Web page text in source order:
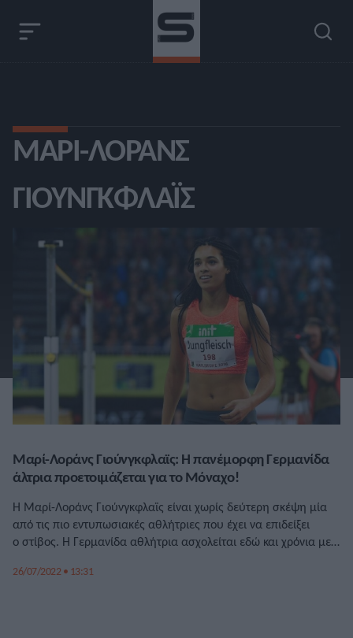
ΜΑΡΊ-ΛΟΡΆΝΣ
ΓΙΟΎΝΓΚΦΛΑΪΣ
Μαρί-Λοράνς Γιούνγκφλαϊς: Η πανέμορφη Γερμανίδα
άλτρια προετοιμάζεται για το Μόναχο!
Η Μαρί-Λοράνς Γιούνγκφλαϊς είναι χωρίς δεύτερη σκέψη μία
από τις πιο εντυπωσιακές αθλήτριες που έχει να επιδείξει
ο στίβος. Η Γερμανίδα αθλήτρια ασχολείται εδώ και χρόνια με
4η θέση στο Παγκόσμιο Πρωτάθλημα Στίβου 2017, ενώ
26/07/2022 • 13:31